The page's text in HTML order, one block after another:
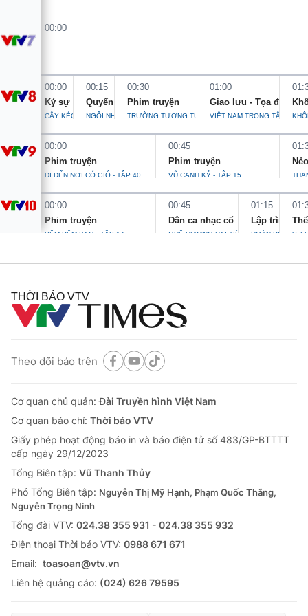
Thị trường
Tư vấn
Lịch phát sóng
Chuyên mục khác
Emagazine Podcast
Photo Infographic
Video Shorts video
VTV Money VTV Thể thao
Thị trường 24h Tấm lòng Việt
VTV4 Vươn mình bằng AI
VTV9 VTV8
Liên hệ tòa soạn English
THỜI BÁO VTV
Theo dõi báo trên
00:00
00:00
Ký sự
CÂY KÉO CỦA NGƯỜI CHIẾN SĨ QUÂN Y
00:15
Quyến rũ Việt Nam
NGÔI NHÀ CỔ XỨ TÂY ĐÔ
00:30
Phim truyện
TRƯỜNG TƯƠNG TƯ - TẬP 50
01:00
Giao lưu - Tọa đàm
VIỆT NAM TRONG TÂM ĐIỂM
00:00
Phim truyện
ĐI ĐẾN NƠI CÓ GIÓ - TẬP 40
00:45
Phim truyện
VŨ CANH KỶ - TẬP 15
00:00
Phim truyện
ĐÊM ĐẾM SAO - TẬP 14
00:45
Dân ca nhạc cổ
QUÊ HƯƠNG HAI TIẾNG THÂN YÊU
01:15
Lập trình
HOÁN ĐỔI - V.
THỜI BÁO VTV
Theo dõi báo trên
Cơ quan chủ quản:Đài Truyền hình Việt Nam
Cơ quan báo chí: Thời báo VTV
Giấy phép hoạt động báo in và báo điện tử số 483/GP-BTTTT
cấp ngày 29/12/2023
Tổng Biên tập: Vũ Thanh Thủy
Phó Tổng Biên tập: Nguyễn Thị Mỹ Hạnh, Phạm Quốc Thắng,
Nguyễn Trọng Ninh
Tổng đài VTV: 024.38 355 931 - 024.38 355 932
Ðiện thoại Thời báo VTV: 0988 671 671
Email: toasoan@vtv.vn
Liên hệ quảng cáo: (024) 626 79595